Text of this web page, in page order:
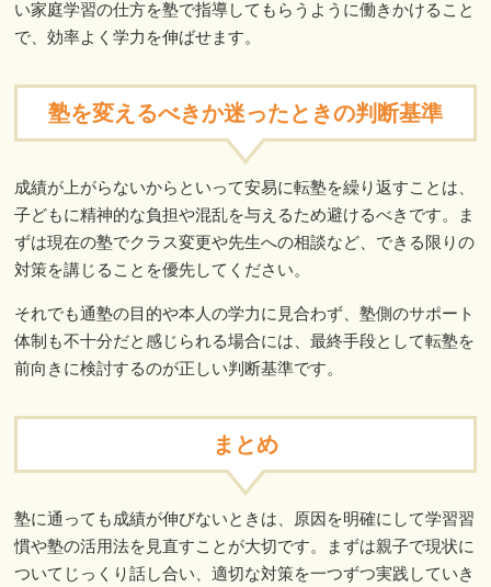
い家庭学習の仕方を塾で指導してもらうように働きかけること
で、効率よく学力を伸ばせます。
塾を変えるべきか迷ったときの判断基準
成績が上がらないからといって安易に転塾を繰り返すことは、
子どもに精神的な負担や混乱を与えるため避けるべきです。ま
ずは現在の塾でクラス変更や先生への相談など、できる限りの
対策を講じることを優先してください。
それでも通塾の目的や本人の学力に見合わず、塾側のサポート
体制も不十分だと感じられる場合には、最終手段として転塾を
前向きに検討するのが正しい判断基準です。
まとめ
塾に通っても成績が伸びないときは、原因を明確にして学習習
慣や塾の活用法を見直すことが大切です。まずは親子で現状に
ついてじっくり話し合い、適切な対策を一つずつ実践していき